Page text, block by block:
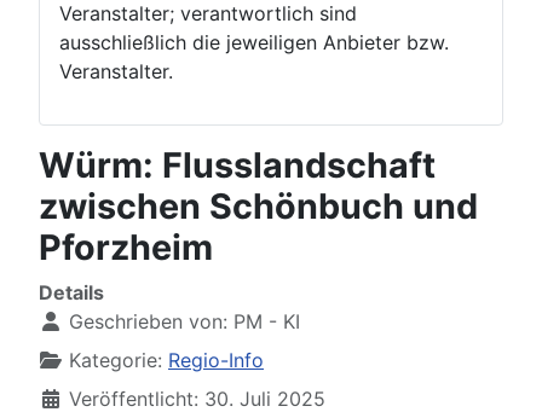
Veranstalter; verantwortlich sind
ausschließlich die jeweiligen Anbieter bzw.
Veranstalter.
Würm: Flusslandschaft
zwischen Schönbuch und
Pforzheim
Details
Geschrieben von: PM - KI
Kategorie: Regio-Info
Veröffentlicht: 30. Juli 2025